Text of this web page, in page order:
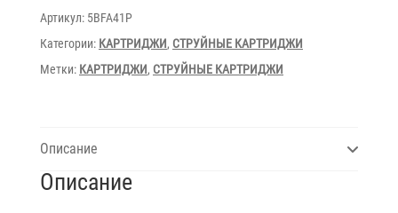
1L
Артикул: 5BFA41P
Категории: КАРТРИДЖИ, СТРУЙНЫЕ КАРТРИДЖИ
Метки: КАРТРИДЖИ, СТРУЙНЫЕ КАРТРИДЖИ
Описание
Описание